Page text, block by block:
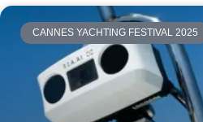
CANNES YACHTING FESTIVAL 2025